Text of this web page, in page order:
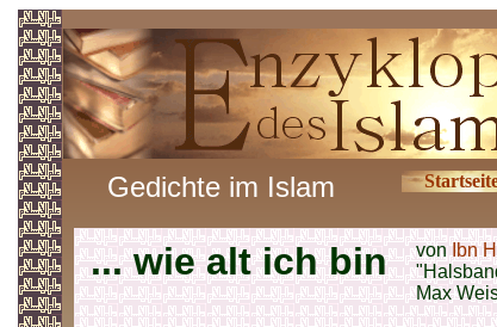
Gedichte im Islam
... wie alt ich bin vonIbn
Max